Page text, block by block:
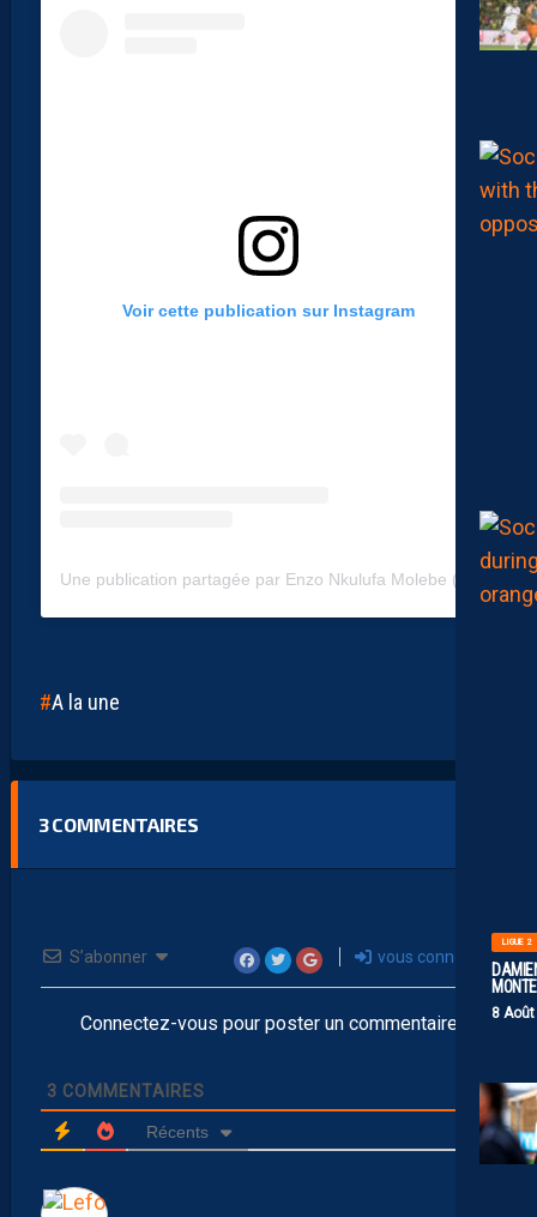
LIGUE 2
8
Voir cette publication sur Instagram
A la une
3COMMENTAIRES
S’abonner vous connecter
Connectez-vous pour poster un commentaire
3 COMMENTAIRES
Récents